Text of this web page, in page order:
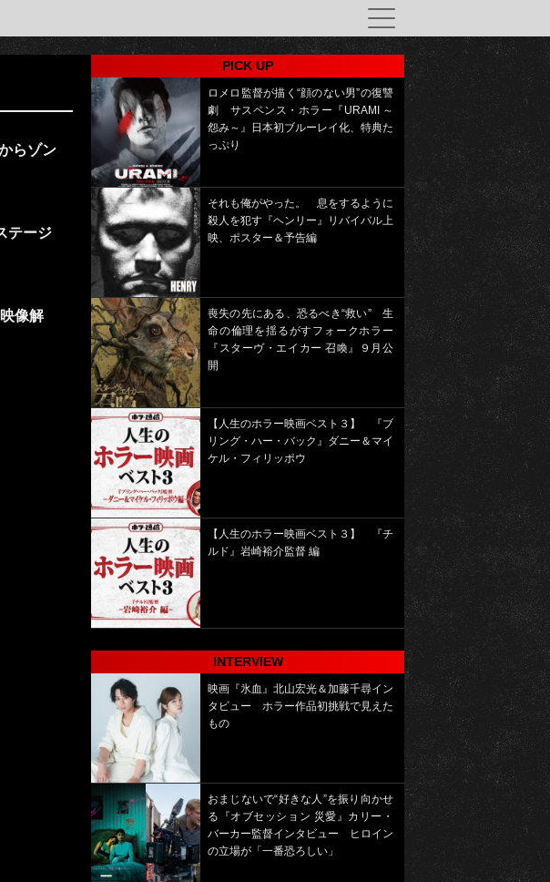
らゾン
テージ
像解
PICK UP
ロメロ監督が描く“顔のない男”の復讐
劇 サスペンス・ホラー『URAMI ～
怨み～』日本初ブルーレイ化、特典た
っぷり
それも俺がやった。 息をするように
殺人を犯す『ヘンリー』リバイバル上
映、ポスター＆予告編
喪失の先にある、恐るべき“救い” 生
命の倫理を揺るがすフォークホラー
『スターヴ・エイカー 召喚』９月公
開
【人生のホラー映画ベスト３】 『ブ
リング・ハー・バック』ダニー＆マイ
ケル・フィリッポウ
【人生のホラー映画ベスト３】 『チ
ルド』岩崎裕介監督 編
INTERVIEW
映画『氷血』北山宏光＆加藤千尋イン
タビュー ホラー作品初挑戦で見えた
もの
おまじないで“好きな人”を振り向かせ
る『オブセッション 災愛』カリー・
バーカー監督インタビュー ヒロイン
の立場が「一番恐ろしい」